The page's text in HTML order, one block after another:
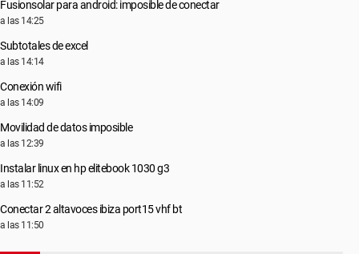
Fusionsolar para android: imposible de conectar
a las 14:25
Subtotales de excel
a las 14:14
Conexión wifi
a las 14:09
Movilidad de datos imposible
a las 12:39
Instalar linux en hp elitebook 1030 g3
a las 11:52
Conectar 2 altavoces ibiza port15 vhf bt
a las 11:50